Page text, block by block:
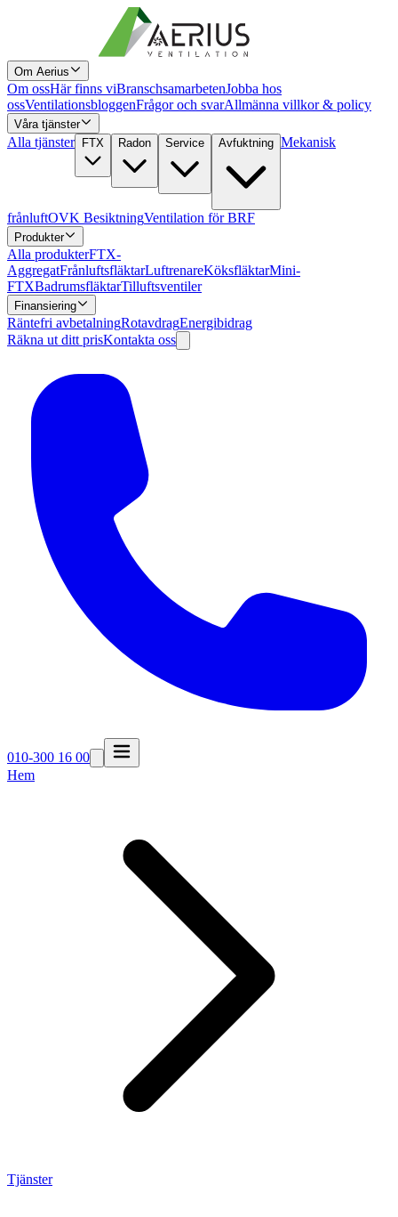
Om Aerius
Om ossHär finns viBranschsamarbetenJobba hos
ossVentilationsbloggenFrågor och svarAllmänna villkor & policy
Våra tjänster
Alla tjänster FTX Radon Service Avfuktning Mekanisk
frånluftOVK BesiktningVentilation för BRF
Produkter
Alla produkterFTX-
AggregatFrånluftsfläktarLuftrenareKöksfläktarMini-
FTXBadrumsfläktarTilluftsventiler
Finansiering
Räntefri avbetalningRotavdragEnergibidrag
Räkna ut ditt prisKontakta oss
010-300 16 00
Hem
Tjänster